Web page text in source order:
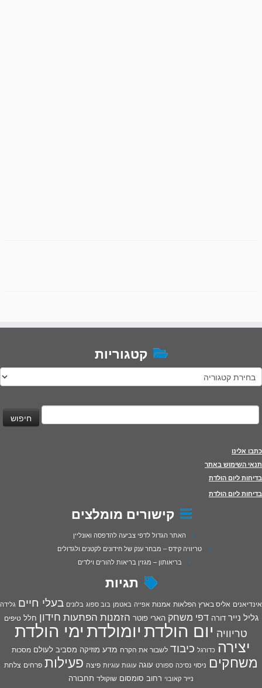
קטגוריות
קטגוריות
חיפוש:
כתבו אלינו
תנאי השימוש באתר
בדיחות ליום הולדת
בדיחות ליום הולדת
קישורים מומלצים
האתר הגדול לדפי צביעה להדפסה ואונליין
טריוויה קידס – מבחר ענק של חידונים לקטנים ולגדולים
בריאותון – מגזין בריאות להורים וילדים
תגיות
אינדיאנים אליס בארץ הפלאות אמנות אפייה באטמן בוב ספוג בלונים בעלי חיים גלידה
גליל נייר דורה דפי משחק הארי פוטר הזמנות הפתעות חידון חלל טיפים
טריוויה יום הולדתיומולדתימי הולדת
יצירה כדורגל כיבוד לשבור את הקרח מדע מוזיקה מסביב לעולם מסכות
משחקים ניסוי נסיכה ספורט עוגה עוגות עוגיות פיצה פעילות פרחים צלחת
נייר קאובוי רחוב סומסום שוקולד תחבורה